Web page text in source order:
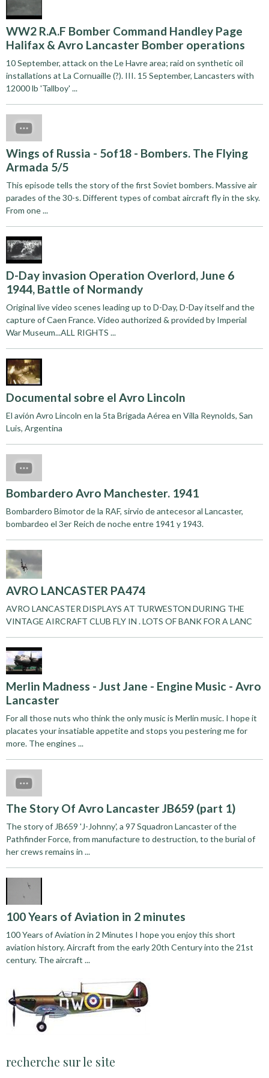
WW2 R.A.F Bomber Command Handley Page
Halifax & Avro Lancaster Bomber operations
10 September, attack on the Le Havre area; raid on synthetic oil
installations at La Cornuaille (?). III. 15 September, Lancasters with
12000 lb 'Tallboy' ...
Wings of Russia - 5of18 - Bombers. The Flying
Armada 5/5
This episode tells the story of the first Soviet bombers. Massive air
parades of the 30-s. Different types of combat aircraft fly in the sky.
From one ...
D-Day invasion Operation Overlord, June 6
1944, Battle of Normandy
Original live video scenes leading up to D-Day, D-Day itself and the
capture of Caen France. Video authorized & provided by Imperial
War Museum...ALL RIGHTS ...
Documental sobre el Avro Lincoln
El avión Avro Lincoln en la 5ta Brigada Aérea en Villa Reynolds, San
Luis, Argentina
Bombardero Avro Manchester. 1941
Bombardero Bimotor de la RAF, sirvio de antecesor al Lancaster,
bombardeo el 3er Reich de noche entre 1941 y 1943.
AVRO LANCASTER PA474
AVRO LANCASTER DISPLAYS AT TURWESTON DURING THE
VINTAGE AIRCRAFT CLUB FLY IN . LOTS OF BANK FOR A LANC
Merlin Madness - Just Jane - Engine Music - Avro
Lancaster
For all those nuts who think the only music is Merlin music. I hope it
placates your insatiable appetite and stops you pestering me for
more. The engines ...
The Story Of Avro Lancaster JB659 (part 1)
The story of JB659 'J-Johnny', a 97 Squadron Lancaster of the
Pathfinder Force, from manufacture to destruction, to the burial of
her crews remains in ...
100 Years of Aviation in 2 minutes
100 Years of Aviation in 2 Minutes I hope you enjoy this short
aviation history. Aircraft from the early 20th Century into the 21st
century. The aircraft ...
recherche sur le site